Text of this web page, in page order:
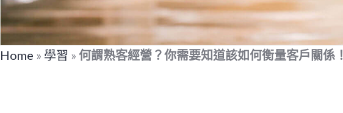
Home » 學習 » 何謂熟客經營？你需要知道該如何衡量客戶關係！